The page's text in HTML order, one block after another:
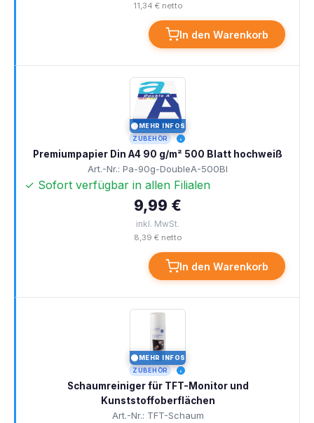
11,34 € netto
In den Warenkorb
MEHR INFOS
ZUBEHÖR
Premiumpapier Din A4 90 g/m² 500 Blatt hochweiß
Art.-Nr.: Pa-90g-DoubleA-500Bl
✓ Sofort verfügbar in allen Filialen
9,99 €
inkl. MwSt.
8,39 € netto
In den Warenkorb
MEHR INFOS
ZUBEHÖR
Schaumreiniger für TFT-Monitor und
Kunststoffoberflächen
Art.-Nr.: TFT-Schaum